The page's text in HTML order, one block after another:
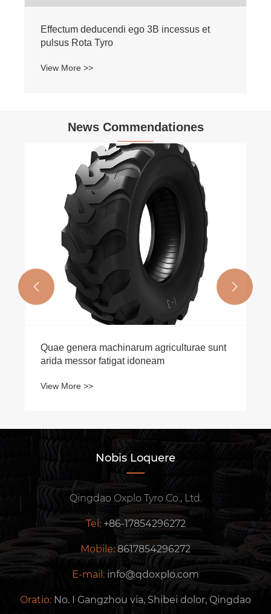
I-3C Implement incessus et pulsus Rota
Tyro
View More >>
News Commendationes
Factory Boosts Inventarium campester
curare Adaequatum stirpe pro Upcoming
View More >>
 
Nobis Loquere
Qingdao Oxplo Tyro Co., Ltd.
Tel: +86-17854296272
Mobile:8617854296272
E-mail: info@qdoxplo.com
Oratio: No. I Gangzhou via, Shibei dolor, Qingdao